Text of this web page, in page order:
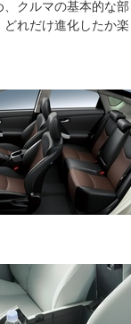
クルマの基本的な部
れだけ進化したか楽